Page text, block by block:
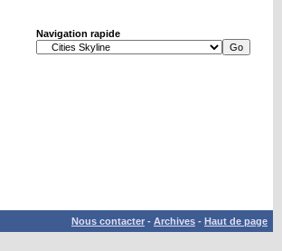
Navigation rapide
Nous contacter - Archives - Haut de page